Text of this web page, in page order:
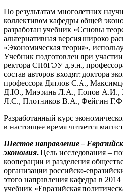
По результатам многолетних
коллективом кафедры общей
разработан учебник «Основы
альтернативная версия широко
«Экономическая теория»,
Учебник подготовлен при
ректора СПбГЭУ д.э.н.,
состав авторов входят: доктора
профессора Дятлов С.А.,
Д.Ю., Миэринь Л.А., Попов А.И.,
Л.С., Плотников В.А., Фейгин
Разработанный курс
в настоящее время читается
Шестое направление –
экономия. Цель исследования –
кооперации и разделения
организации российско-
этого направления кафедра в
учебник «Евразийская